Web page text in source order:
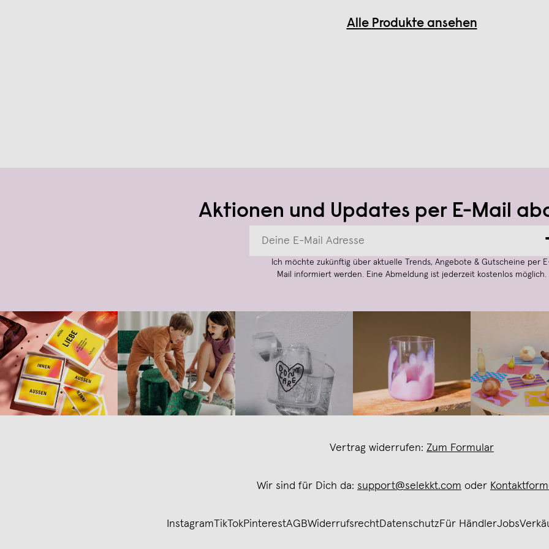
Alle Produkte ansehen
Aktionen und Updates per E-Mail
Ich möchte zukünftig über aktuelle Trends, Angebote & Gutscheine per
Mail informiert werden. Eine Abmeldung ist jederzeit kostenlos möglich.
Vertrag widerrufen: Zum Formular
Wir sind für Dich da: support@selekkt.com oder
Instagram TikTokPinterestAGBWiderrufsrechtDatenschutzFür HändlerJobs